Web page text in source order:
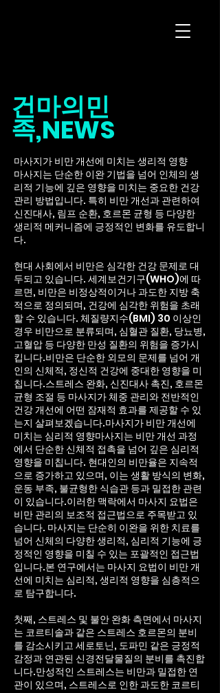
건마의민
족,NEWS
마사지가 비만 개선에 미치는 생리적 영향
마사지는 단순한 이완 기법을 넘어 인체의 생
리적 기능에 깊은 영향을 미치는 중요한 건강
관리 방법입니다. 특히 비만 개선과 관련하여
신진대사, 림프 순환, 호르몬 균형 등 다양한
생리적 메커니즘에 긍정적인 변화를 유도합니
다.
현대 사회에서 비만은 심각한 건강 문제로 대
두되고 있습니다. 세계보건기구(WHO)에 따
르면, 비만은 비정상적이거나 과도한 지방 축
적으로 정의되며, 건강에 심각한 위험을 초래
할 수 있습니다. 체질량지수(BMI) 30 이상인
경우 비만으로 분류되며, 심혈관 질환, 당뇨병,
고혈압 등 다양한 만성 질환의 위험을 증가시
킵니다.비만은 단순한 외모의 문제를 넘어 개
인의 신체적, 정신적 건강에 중대한 영향을 미
칩니다.스트레스 완화, 신진대사 촉진, 호르몬
균형 조절 등 마사지가 체중 관리와 전반적인
건강 개선에 어떤 잠재적 효과를 제공할 수 있
는지 살펴보겠습니다.마사지가 비만 개선에
미치는 심리적 영향마사지는 비만 개선 과정
에서 단순한 신체적 접촉을 넘어 깊은 심리적
영향을 미칩니다. 현대인의 비만율은 지속적
으로 증가하고 있으며, 이는 생활 방식의 변화,
운동 부족, 불균형한 식습관 등과 밀접한 관련
이 있습니다.이러한 맥락에서 마사지 요법은
비만 관리의 보조적 접근법으로 주목받고 있
습니다. 마사지는 단순히 이완을 위한 치료를
넘어 신체의 다양한 생리적, 심리적 기능에 긍
정적인 영향을 미칠 수 있는 포괄적인 접근법
입니다.본 연구에서는 마사지 요법이 비만 개
선에 미치는 심리적, 생리적 영향을 심층적으
로 탐구합니다.
첫째, 스트레스 및 불안 완화 측면에서 마사지
는 코르티솔과 같은 스트레스 호르몬의 분비
를 감소시키고 세로토닌, 도파민 같은 긍정적
감정과 연관된 신경전달물질의 분비를 촉진합
니다.만성적인 스트레스는 비만과 밀접한 연
관이 있으며, 스트레스로 인한 과도한 코르티